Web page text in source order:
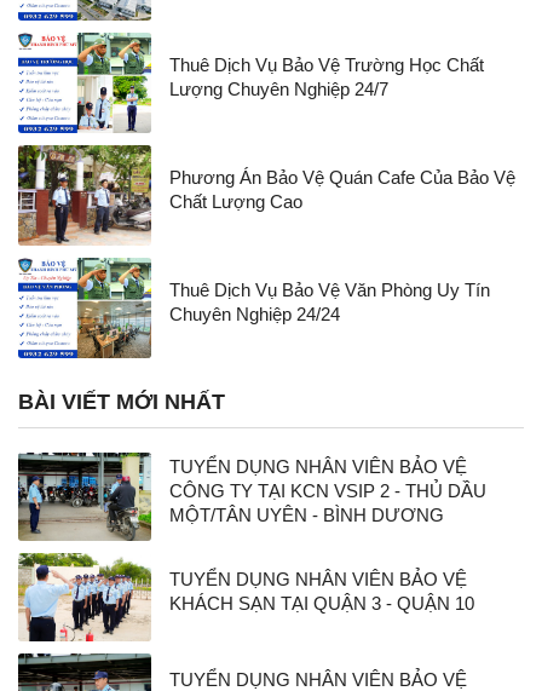
Thuê Dịch Vụ Bảo Vệ Trường Học Chất
Lượng Chuyên Nghiệp 24/7
Phương Án Bảo Vệ Quán Cafe Của Bảo Vệ
Chất Lượng Cao
Thuê Dịch Vụ Bảo Vệ Văn Phòng Uy Tín
Chuyên Nghiệp 24/24
BÀI VIẾT MỚI NHẤT
TUYỂN DỤNG NHÂN VIÊN BẢO VỆ
CÔNG TY TẠI KCN VSIP 2 - THỦ DẦU
MỘT/TÂN UYÊN - BÌNH DƯƠNG
TUYỂN DỤNG NHÂN VIÊN BẢO VỆ
KHÁCH SẠN TẠI QUẬN 3 - QUẬN 10
TUYỂN DỤNG NHÂN VIÊN BẢO VỆ